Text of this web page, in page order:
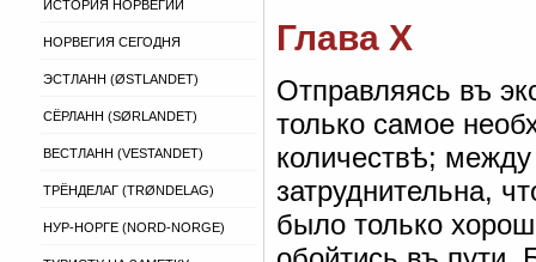
ИСТОРИЯ НОРВЕГИИ
НОРВЕГИЯ СЕГОДНЯ
ЭСТЛАНН (ØSTLANDET)
СЁРЛАНН (SØRLANDET)
ВЕСТЛАНН (VESTANDET)
ТРЁНДЕЛАГ (TRØNDELAG)
НУР-НОРГЕ (NORD-NORGE)
Глава X
Отправляясь въ
только самое
количествѣ;
затруднительна,
было только